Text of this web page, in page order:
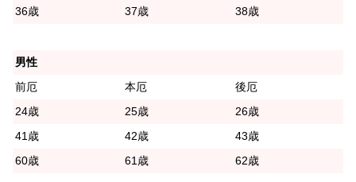
36歳
37歳 38歳
男性
前厄
本厄
後厄
24歳
25歳
26歳
41歳
42歳
43歳
60歳
61歳 62歳